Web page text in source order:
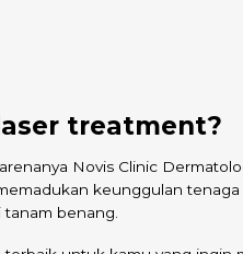
treatment?
Novis Clinic
keunggulan
benang.